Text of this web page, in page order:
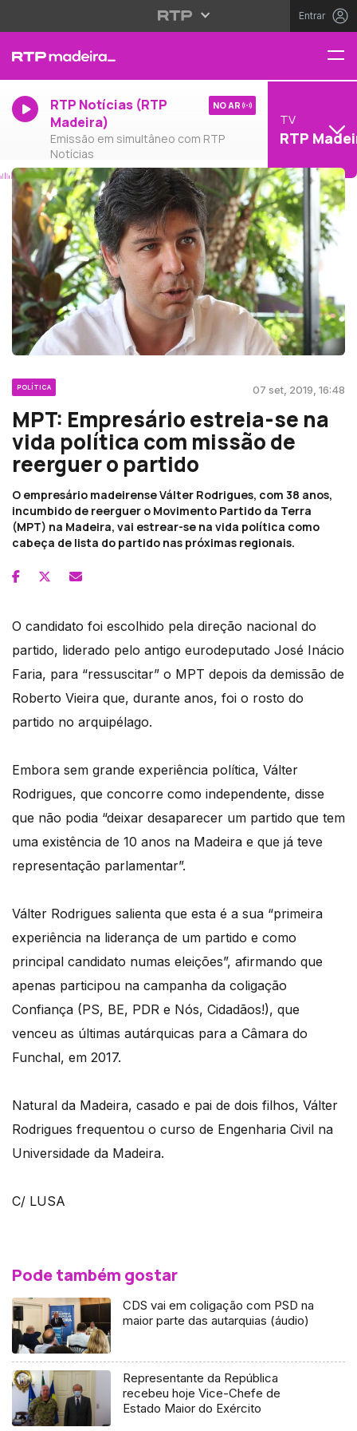
Entrar
RTP Notícias (RTP
Madeira)
Emissão em simultâneo com RTP
Notícias
NO AR
TV
RTP
POLÍTICA 07 set, 2019, 16:48
MPT: Empresário estreia-se na
vida política com missão de
reerguer o partido
O empresário madeirense Válter Rodrigues, com 38 anos,
incumbido de reerguer o Movimento Partido da Terra
(MPT) na Madeira, vai estrear-se na vida política como
cabeça de lista do partido nas próximas regionais.
O candidato foi escolhido pela direção nacional do
partido, liderado pelo antigo eurodeputado José Inácio
Faria, para “ressuscitar” o MPT depois da demissão de
Roberto Vieira que, durante anos, foi o rosto do
partido no arquipélago.
Embora sem grande experiência política, Válter
Rodrigues, que concorre como independente, disse
que não podia “deixar desaparecer um partido que tem
uma existência de 10 anos na Madeira e que já teve
representação parlamentar”.
Válter Rodrigues salienta que esta é a sua “primeira
experiência na liderança de um partido e como
principal candidato numas eleições”, afirmando que
apenas participou na campanha da coligação
Confiança (PS, BE, PDR e Nós, Cidadãos!), que
venceu as últimas autárquicas para a Câmara do
Funchal, em 2017.
Natural da Madeira, casado e pai de dois filhos, Válter
Rodrigues frequentou o curso de Engenharia Civil na
Universidade da Madeira.
C/ LUSA
Pode também gostar
CDS vai em coligação com PSD na
maior parte das autarquias (áudio)
Representante da República
recebeu hoje Vice-Chefe de
Estado Maior do Exército